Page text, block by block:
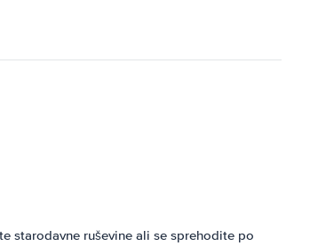
starodavne ruševine ali se sprehodite po